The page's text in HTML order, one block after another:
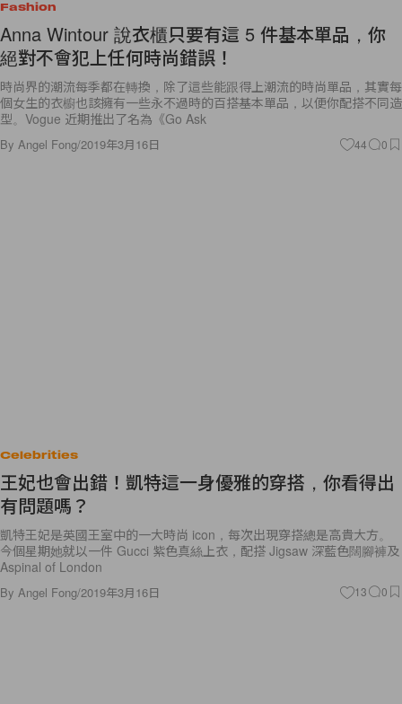
Fashion
Anna Wintour 說衣櫃只要有這 5 件基本單品，你
絕對不會犯上任何時尚錯誤！
時尚界的潮流每季都在轉換，除了這些能跟得上潮流的時尚單品，其實每
個女生的衣櫥也該擁有一些永不過時的百搭基本單品，以便你配搭不同造
型。Vogue 近期推出了名為《Go Ask
By Angel Fong/2019年3月16日 44 0
Celebrities
王妃也會出錯！凱特這一身優雅的穿搭，你看得出
有問題嗎？
凱特王妃是英國王室中的一大時尚 icon，每次出現穿搭總是高貴大方。
今個星期她就以一件 Gucci 紫色真絲上衣，配搭 Jigsaw 深藍色闊腳褲及
Aspinal of London
By Angel Fong/2019年3月16日 13 0